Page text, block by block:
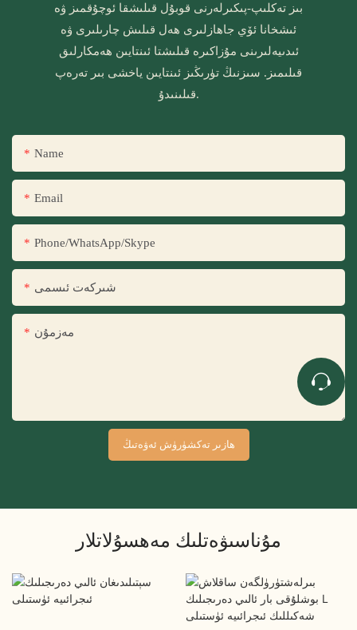
بىز تەكلىپ-پىكىرلەرنى قوبۇل قىلىشقا ئوچۇقمىز ۋە
ئىشخانا ئۆي جاھازلىرى ھەل قىلىش چارىلىرى ۋە
ئىدىيەلىرىنى مۇزاكىرە قىلىشتا ئىنتايىن ھەمكارلىق
قىلىمىز. سىزنىڭ تۈرىڭىز ئىنتايىن ياخشى بىر تەرەپ
قىلىنىدۇ.
Name
Email
Phone/WhatsApp/Skype
شىركەت ئىسمى
مەزمۇن
ھازىر تەكشۈرۈش ئەۋەتىڭ
مۇناسىۋەتلىك مەھسۇلاتلار